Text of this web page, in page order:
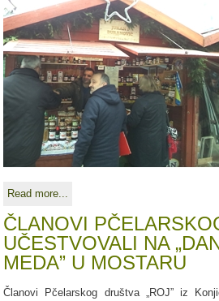
Read more...
ČLANOVI
UČESTVOVALI NA
MEDA” U MOSTARU
Članovi Pčelarskog društva „ROJ” iz